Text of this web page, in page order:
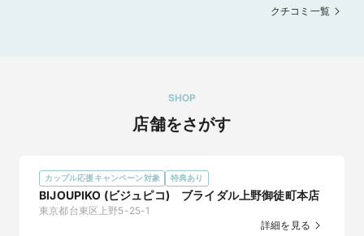
1.まずはLINEでお友達登録♪トーク画面のメニューボタンからエ
4.アンケートに回答したらキャンペーン応募完了♪
※本キャンペーンはマイナビウエディング主催のため、詳しく
頂きながら選ぶことができました。クチコミ一覧
SHOP
店舗をさがす
カップル応援キャンペーン対象 特典あり
BIJOUPIKO (ビジュピコ) ブライダル上野御徒町本店
東京都台東区上野5-25-1
詳細を見る